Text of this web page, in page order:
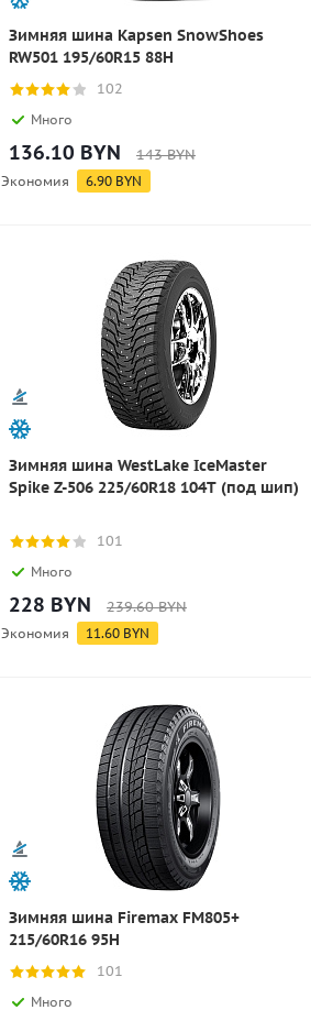
Зимняя шина Kapsen SnowShoes
RW501 195/60R15 88H
102
Много
136.10 BYN 143BYN
Экономия 6.90 BYN
Зимняя шина WestLake IceMaster
Spike Z-506 225/60R18 104T (под шип)
101
Много
228 BYN 239.60BYN
Экономия 11.60 BYN
Зимняя шина Firemax FM805+
215/60R16 95H
101
Много